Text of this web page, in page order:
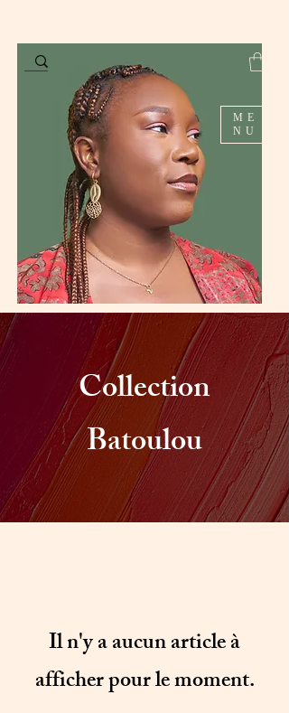
ME
NU
Collection
Batoulou
Il n'y a aucun article à
afficher pour le moment.